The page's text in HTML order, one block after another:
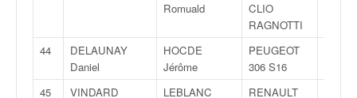
Romuald
CLIO
RAGNOTTI
44
DELAUNAY
Daniel
HOCDE
Jérôme
PEUGEOT
306 S16
45
VINDARD
LEBLANC
RENAULT